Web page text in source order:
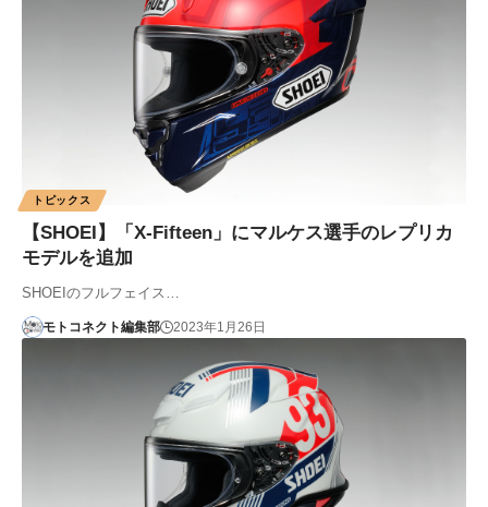
トピックス
【SHOEI】「X-Fifteen」にマルケス選手のレプリカ
モデルを追加
SHOEIのフルフェイス…
モトコネクト編集部 2023年1月26日